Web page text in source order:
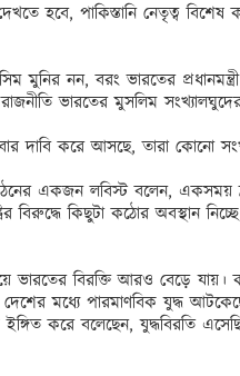
হবে, পাকিস্তানি নেতৃত্ব বিশেষ
নন, বরং ভারতের প্রধানমন্ত্রী
রাজনীতি ভারতের মুসলিম
দাবি করে আসছে, তারা কোনো
একজন লবিস্ট বলেন, একসময়
বিরুদ্ধে কিছুটা কঠোর অবস্থান
বিরক্তি আরও বেড়ে যায়।
মধ্যে পারমাণবিক যুদ্ধ
ইঙ্গিত করে বলেছেন, যুদ্ধবিরতি